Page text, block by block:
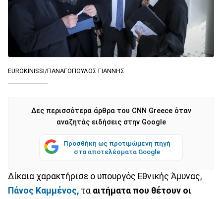
EUROKINISSI/ΠΑΝΑΓΟΠΟΥΛΟΣ ΓΙΑΝΝΗΣ
Δες περισσότερα άρθρα του CNN Greece όταν
αναζητάς ειδήσεις στην Google
Προσθήκη ως προτιμώμενη πηγή
στα αποτελέσματα Google
Δίκαια χαρακτήρισε ο υπουργός Εθνικής Άμυνας,
Πάνος Καμμένος, τα αιτήματα που θέτουν οι